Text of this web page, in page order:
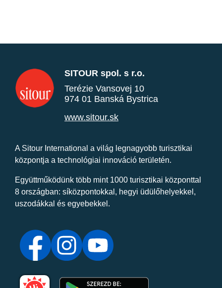
SITOUR spol. s r.o.
Terézie Vansovej 10
974 01 Banská Bystrica
www.sitour.sk
A Sitour International a világ legnagyobb turisztikai
központja a technológiai innováció területén.
Együttműködünk több mint 1000 turisztikai központtal
8 országban: síközpontokkal, hegyi üdülőhelyekkel,
uszodákkal és egyebekkel.